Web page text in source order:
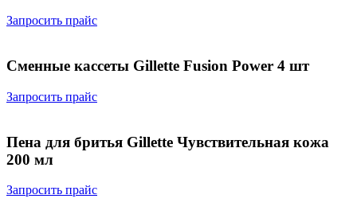
Запросить прайс
Сменные кассеты Gillette Fusion Power 4 шт
Запросить прайс
Пена для бритья Gillette Чувствительная кожа
200 мл
Запросить прайс